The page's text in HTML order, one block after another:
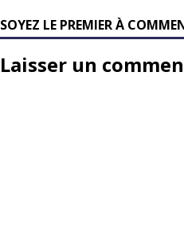
SOYEZ LE PREMIER À
Laisser un